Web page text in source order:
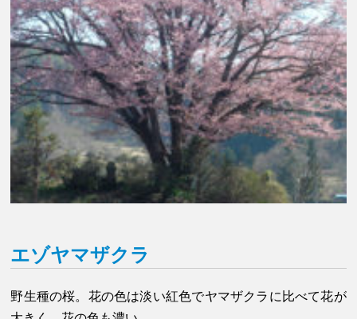
エゾヤマザクラ
野生種の桜。花の色は淡い紅色でヤマザクラに比べて花が